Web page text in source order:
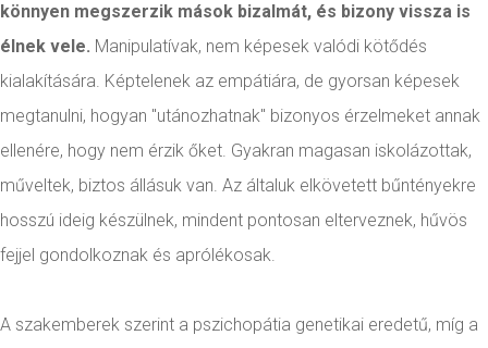
könnyen megszerzik mások bizalmát, és bizony vissza is
élnek vele. Manipulatívak, nem képesek valódi kötődés
kialakítására. Képtelenek az empátiára, de gyorsan képesek
megtanulni, hogyan "utánozhatnak" bizonyos érzelmeket annak
ellenére, hogy nem érzik őket. Gyakran magasan iskolázottak,
műveltek, biztos állásuk van. Az általuk elkövetett bűntényekre
hosszú ideig készülnek, mindent pontosan elterveznek, hűvös
fejjel gondolkoznak és aprólékosak.
A szakemberek szerint a pszichopátia genetikai eredetű, míg a